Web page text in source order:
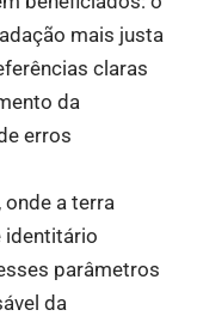
mais justa
claras
da
erros
a terra
identitário
parâmetros
da